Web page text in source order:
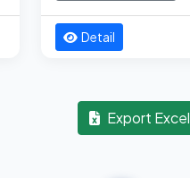
Detail
Export Excel